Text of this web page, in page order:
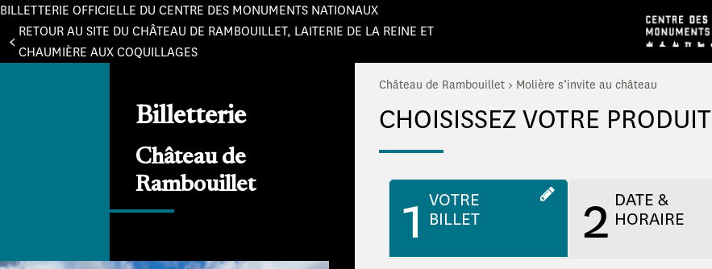
BILLETTERIE OFFICIELLE DU CENTRE DES MONUMENTS NATIONAUX
RETOUR AU SITE DU CHÂTEAU DE RAMBOUILLET, LAITERIE DE LA REINE ET
CHAUMIÈRE AUX COQUILLAGES
Billetterie
Château de
Rambouillet
Château de Rambouillet > Molière s’invite au château
CHOISISSEZ VOTRE PRODUIT
1 VOTRE
BILLET
2 DATE &
HORAIRE
Panneau de gestion des cookies